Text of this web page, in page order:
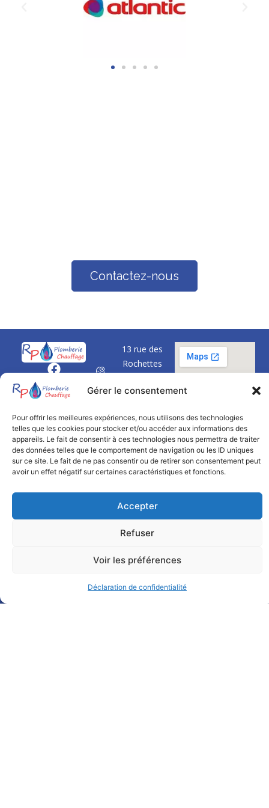
Gérer le consentement
Pour offrir les meilleures expériences, nous utilisons des technologies
telles que les cookies pour stocker et/ou accéder aux informations des
appareils. Le fait de consentir à ces technologies nous permettra de traiter
des données telles que le comportement de navigation ou les ID uniques
sur ce site. Le fait de ne pas consentir ou de retirer son consentement peut
avoir un effet négatif sur certaines caractéristiques et fonctions.
Accepter
Refuser
Voir les préférences
Déclaration de confidentialité
Contactez-nous
13 rue des
Rochettes
Denis en Bugey
06 16 37 09 84
Formulaire de
contact
Lundi au
F
a
c
b
o
o
k